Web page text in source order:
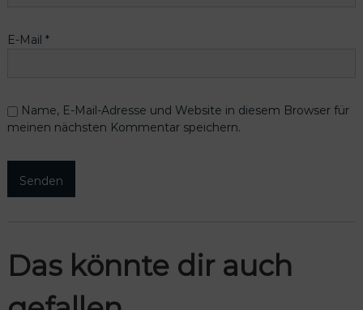
E-Mail *
Name, E-Mail-Adresse und Website in diesem Browser für
meinen nächsten Kommentar speichern.
Das könnte dir auch